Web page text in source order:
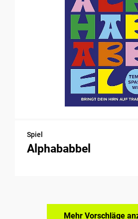
Spiel
Alphababbel
Mehr Vorschläge